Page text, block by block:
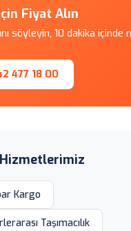
Fiyat Alın
söyleyin, 10 dakika
477 18 00
Kargo
Taşımacılık